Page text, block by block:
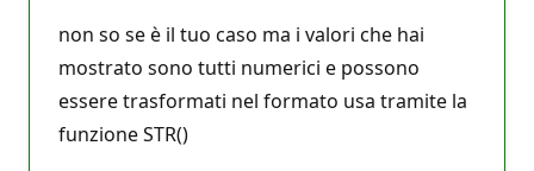
non so se è il tuo caso ma i valori che hai
mostrato sono tutti numerici e possono
essere trasformati nel formato usa tramite la
funzione STR()